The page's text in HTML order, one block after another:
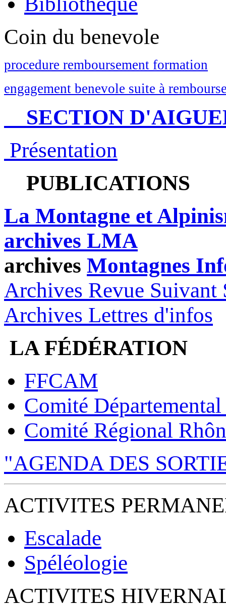
Coin du benevole
procedure remboursement formation
engagement benevole suite à
SECTION
Présentation
PUBLICATIONS
La Montagne et
archives LMA
archives Montagnes
Archives Revue Suivant
Archives Lettres d'infos
LA FÉDÉRATION
FFCAM
Comité
Comité Régional
"AGENDA DES
ACTIVITES
Escalade
Spéléologie
ACTIVITES